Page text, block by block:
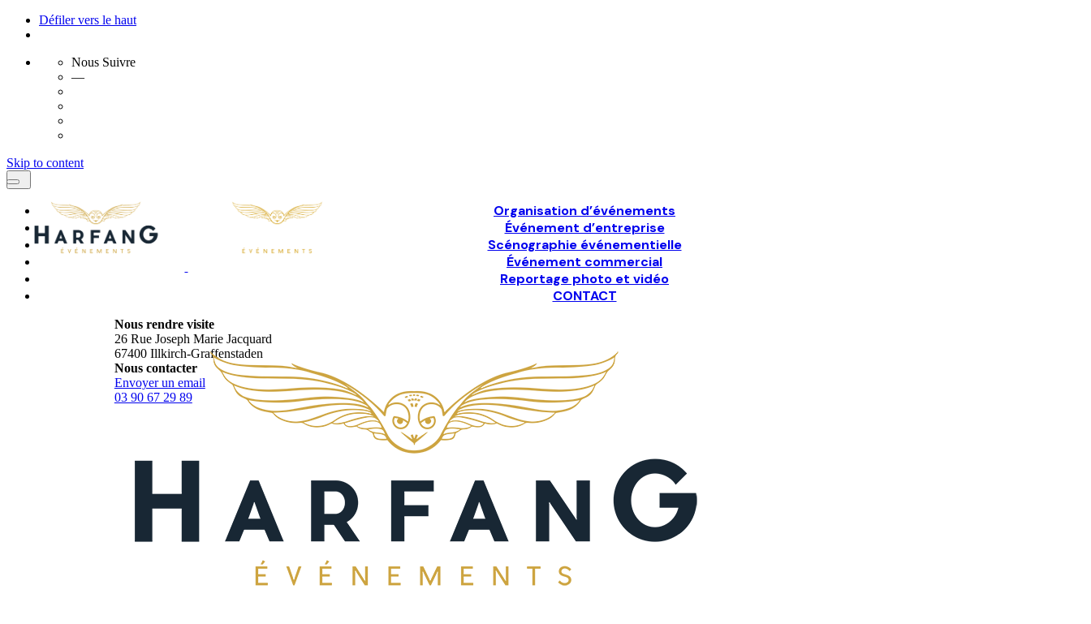
Défiler vers le haut
Nous Suivre
—
Skip to content
Organisation d’événements
Événement d’entreprise
Scénographie événementielle
Événement commercial
Reportage photo et vidéo
CONTACT
Nous rendre visite
26 Rue Joseph Marie Jacquard
67400 Illkirch-Graffenstaden
Nous contacter
Envoyer un email
03 90 67 29 89